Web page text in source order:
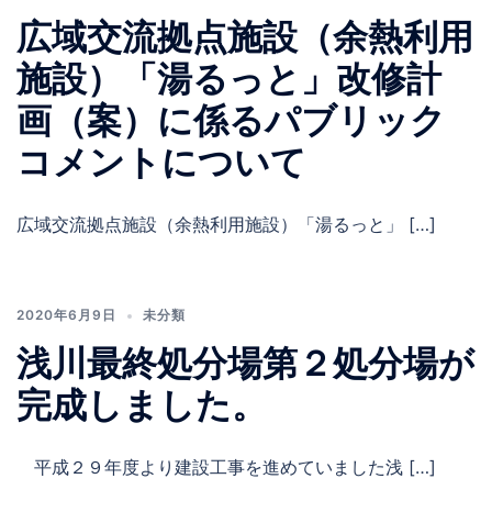
広域交流拠点施設（余熱利用
施設）「湯るっと」改修計
画（案）に係るパブリック
コメントについて
広域交流拠点施設（余熱利用施設）「湯るっと」 […]
2020年6月9日 未分類
浅川最終処分場第２処分場が
完成しました。
平成２９年度より建設工事を進めていました浅 […]